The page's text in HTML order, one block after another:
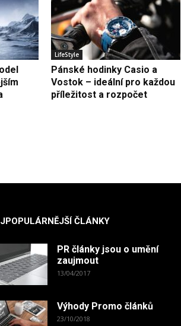
LifeStyle
Pánské hodinky Casio a
Vostok – ideální pro každou
příležitost a rozpočet
ČLÁNKY
PR články jsou o umění
zaujmout
13/04/2017
Výhody Promo článků
23/10/2018